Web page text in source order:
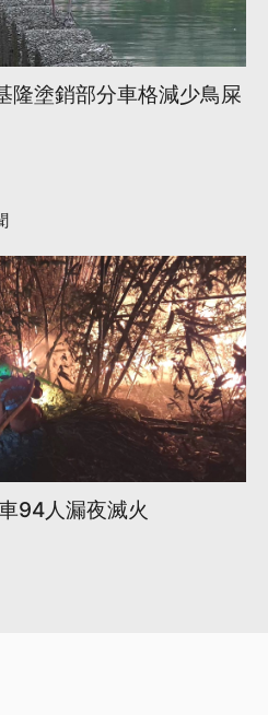
隆塗銷部分車格減少鳥屎
94人漏夜滅火